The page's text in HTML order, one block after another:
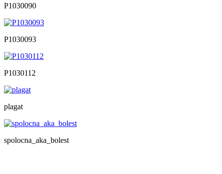
P1030090
P1030093
P1030112
plagat
spolocna_aka_bolest